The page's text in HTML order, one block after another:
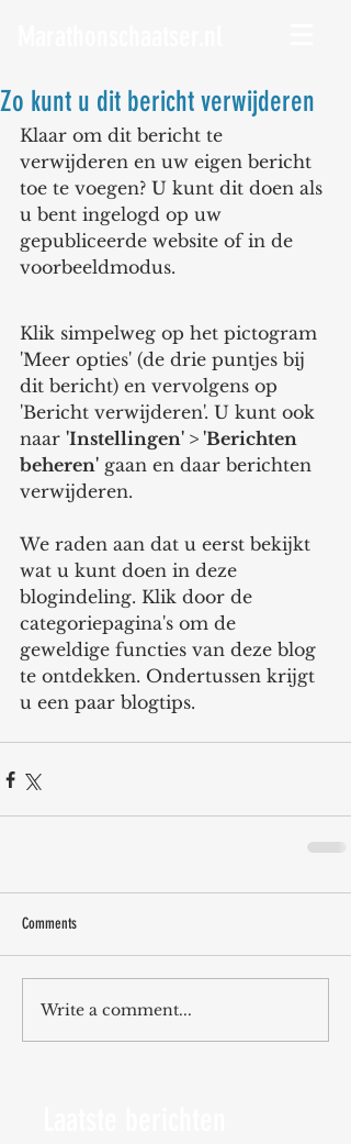
Zo kunt u dit bericht verwijderen
Klaar om dit bericht te
verwijderen en uw eigen bericht
toe te voegen? U kunt dit doen als
u bent ingelogd op uw
gepubliceerde website of in de
voorbeeldmodus.
Klik simpelweg op het pictogram
'Meer opties' (de drie puntjes bij
dit bericht) en vervolgens op
'Bericht verwijderen'. U kunt ook
naar 'Instellingen' > 'Berichten
beheren' gaan en daar berichten
verwijderen.
We raden aan dat u eerst bekijkt
wat u kunt doen in deze
blogindeling. Klik door de
categoriepagina's om de
geweldige functies van deze blog
te ontdekken. Ondertussen krijgt
u een paar blogtips.
Comments
Write a comment...